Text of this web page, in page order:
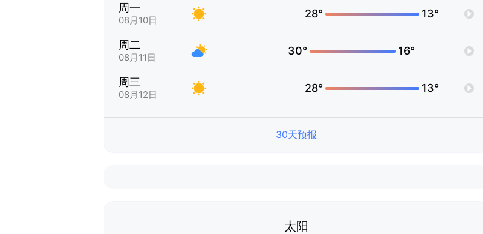
周一
08月10日
28° 13°
周二
08月11日
30° 16°
周三
08月12日
28° 13°
30天预报
太阳